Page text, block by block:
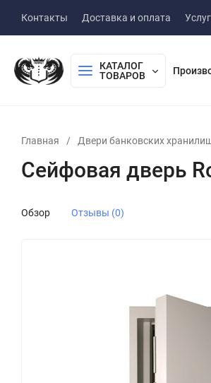
Контакты Доставка и оплата
КАТАЛОГ
ТОВАРОВ
Главная / Двери банковских
Сейфовая дверь
Обзор Отзывы (0)